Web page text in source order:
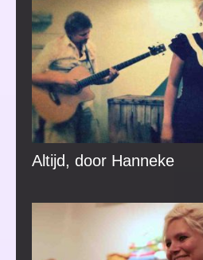
Altijd, door Hanneke